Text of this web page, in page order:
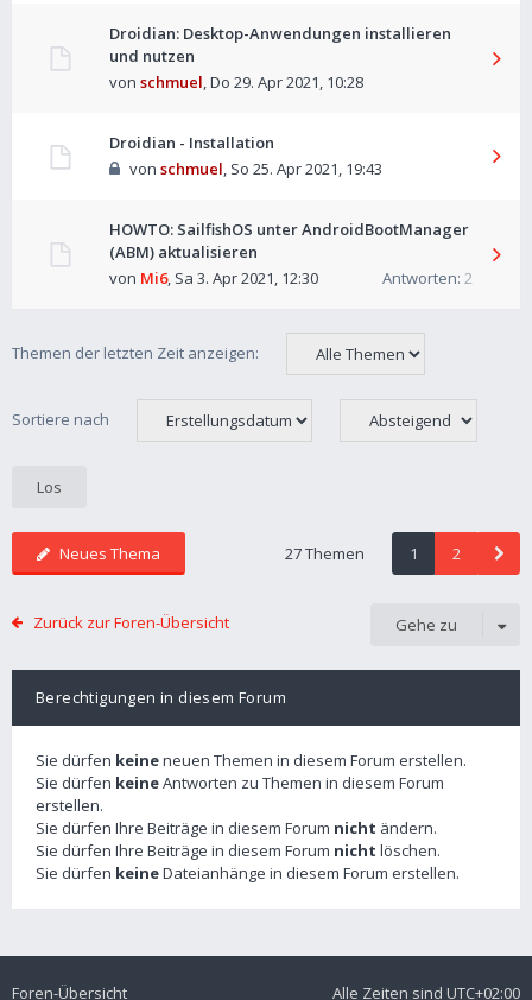
Droidian: Desktop-Anwendungen installieren
und nutzen
von schmuel,Do 29. Apr 2021, 10:28
Droidian - Installation
von schmuel, So 25. Apr 2021, 19:43
HOWTO: SailfishOS unter AndroidBootManager
(ABM) aktualisieren
Antworten: 2
von Mi6, Sa 3. Apr 2021, 12:30
Themen der letzten Zeit anzeigen:
Sortiere nach
Neues Thema 27 Themen 1 2
Zurück zur Foren-Übersicht Gehe zu
Berechtigungen in diesem Forum
Sie dürfen keineneuen Themen in diesem Forum erstellen.
Sie dürfen keineAntworten zu Themen in diesem Forum
erstellen.
Sie dürfen Ihre Beiträge in diesem Forum nicht ändern.
Sie dürfen Ihre Beiträge in diesem Forum nicht löschen.
Sie dürfen keineDateianhänge in diesem Forum erstellen.
Foren-Übersicht Alle Zeiten sind UTC+02:00